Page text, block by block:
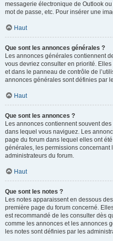
messagerie électronique de Outlook
mot de passe, etc. Pour insérer une
Haut
Que sont les annonces générales ?
Les annonces générales contiennent
vous devriez consulter en priorité.
et dans le panneau de contrôle de
annonces générales sont définies par
Haut
Que sont les annonces ?
Les annonces contiennent souvent
dans lequel vous naviguez. Les
page du forum dans lequel elles ont
générales, les permissions
administrateurs du forum.
Haut
Que sont les notes ?
Les notes apparaissent en dessous
première page du forum concerné.
est recommandé de les consulter dès
comme les annonces et les annonces
les notes sont définies par les